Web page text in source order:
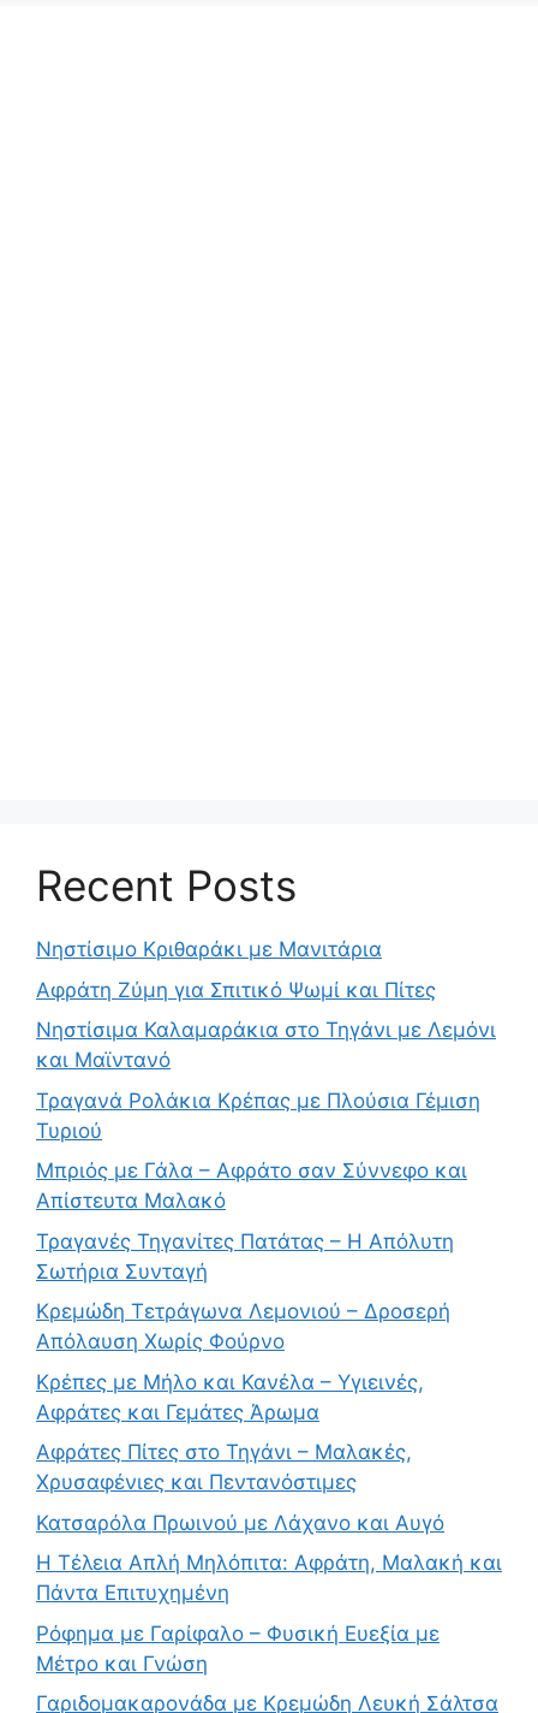
Recent Posts
Νηστίσιμο Κριθαράκι με Μανιτάρια
Αφράτη Ζύμη για Σπιτικό Ψωμί και Πίτες
Νηστίσιμα Καλαμαράκια στο Τηγάνι με Λεμόνι
και Μαϊντανό
Τραγανά Ρολάκια Κρέπας με Πλούσια Γέμιση
Τυριού
Μπριός με Γάλα – Αφράτο σαν Σύννεφο και
Απίστευτα Μαλακό
Τραγανές Τηγανίτες Πατάτας – Η Απόλυτη
Σωτήρια Συνταγή
Κρεμώδη Τετράγωνα Λεμονιού – Δροσερή
Απόλαυση Χωρίς Φούρνο
Κρέπες με Μήλο και Κανέλα – Υγιεινές,
Αφράτες και Γεμάτες Άρωμα
Αφράτες Πίτες στο Τηγάνι – Μαλακές,
Χρυσαφένιες και Πεντανόστιμες
Κατσαρόλα Πρωινού με Λάχανο και Αυγό
Η Τέλεια Απλή Μηλόπιτα: Αφράτη, Μαλακή και
Πάντα Επιτυχημένη
Ρόφημα με Γαρίφαλο – Φυσική Ευεξία με
Μέτρο και Γνώση
Γαριδομακαρονάδα με Κρεμώδη Λευκή Σάλτσα